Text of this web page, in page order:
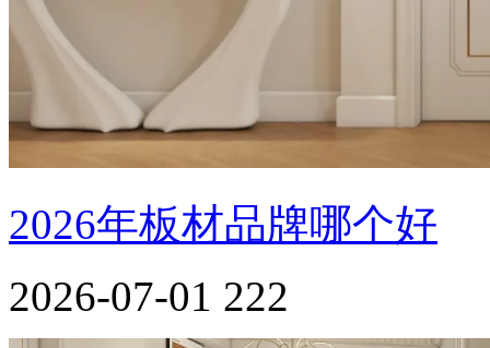
2026年板材品牌哪个好
2026-07-01 222